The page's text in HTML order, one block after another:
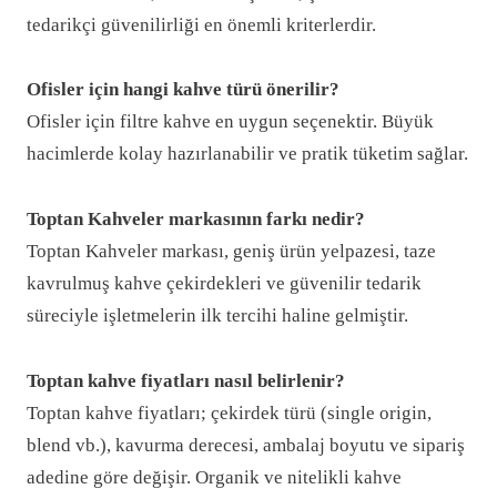
tedarikçi güvenilirliği en önemli kriterlerdir.
Ofisler için hangi kahve türü önerilir?
Ofisler için filtre kahve en uygun seçenektir. Büyük
hacimlerde kolay hazırlanabilir ve pratik tüketim sağlar.
Toptan Kahveler markasının farkı nedir?
Toptan Kahveler markası, geniş ürün yelpazesi, taze
kavrulmuş kahve çekirdekleri ve güvenilir tedarik
süreciyle işletmelerin ilk tercihi haline gelmiştir.
Toptan kahve fiyatları nasıl belirlenir?
Toptan kahve fiyatları; çekirdek türü (single origin,
blend vb.), kavurma derecesi, ambalaj boyutu ve sipariş
adedine göre değişir. Organik ve nitelikli kahve